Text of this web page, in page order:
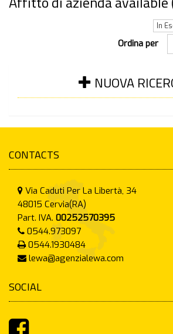
In
Ordina per
NUOVA
CONTACTS
Via Caduti Per La Libertà, 34
48015 Cervia(RA)
Part. IVA. 00252570395
0544.973097
0544.1930484
lewa@agenzialewa.com
SOCIAL